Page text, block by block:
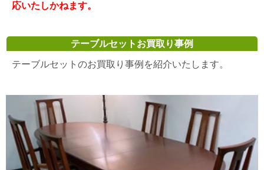
応いたしかねます。
テーブルセットお買取り事例
テーブルセットのお買取り事例を紹介いたします。